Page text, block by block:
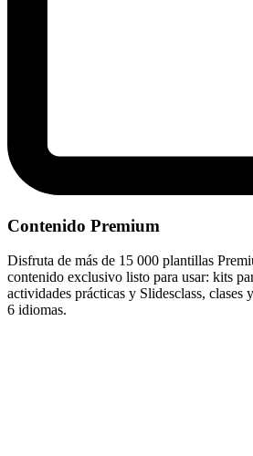
Contenido Premium
Disfruta de más de 15 000 plantillas
contenido exclusivo listo para usar: kits
actividades prácticas y Slidesclass, clases
6 idiomas.